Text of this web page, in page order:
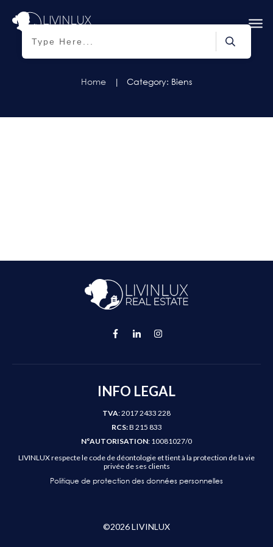
Home | Category: Biens
INFO LEGAL
TVA: 2017 2433 228
RCS:B 215 833
N°AUTORISATION: 10081027/0
LIVINLUX respecte le code de déontologie et tient à la protection de la vie
privée de ses clients
Politique de protection des données personnelles
©2026LIVINLUX